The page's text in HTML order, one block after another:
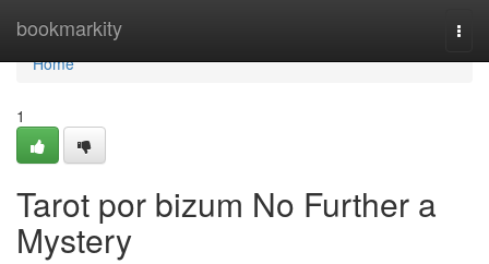
bookmarkity
Home
Home
1
Tarot por bizum No Further a
Mystery